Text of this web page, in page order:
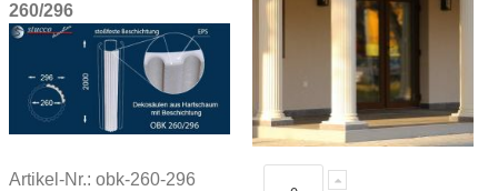
260/296
Artikel-Nr.: obk-260-296